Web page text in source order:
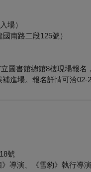
場）
南路二段125號）
圖書館總館8樓現場報名
進場。報名詳情可洽02-
號
導演、《雪豹》執行導演